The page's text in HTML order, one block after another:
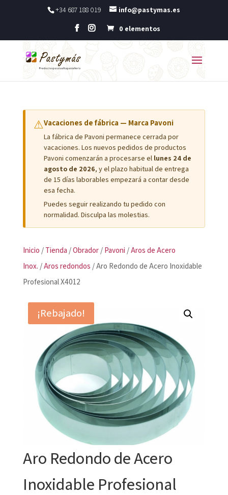
+34 687 188 019 info@pastymas.es
0 elementos
⚠Vacaciones de fábrica — Marca Pavoni
La fábrica de Pavoni permanece cerrada por
vacaciones. Los nuevos pedidos de productos
Pavoni comenzarán a procesarse el lunes 24 de
agosto de 2026, y el plazo habitual de entrega
de 15 días laborables empezará a contar desde
esa fecha.
Puedes seguir realizando tu pedido con
normalidad. Disculpa las molestias.
Inicio / Tienda /Obrador/ Pavoni /Aros de Acero
Inox. /Aros redondos / Aro Redondo de Acero Inoxidable
Profesional X4012
¡Rebajado!
Aro Redondo de Acero
Inoxidable Profesional